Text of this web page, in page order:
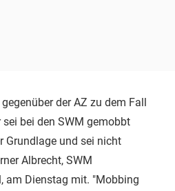
der AZ zu dem Fall
bei den SWM gemobbt
Grundlage und sei nicht
Albrecht, SWM
am Dienstag mit. "Mobbing